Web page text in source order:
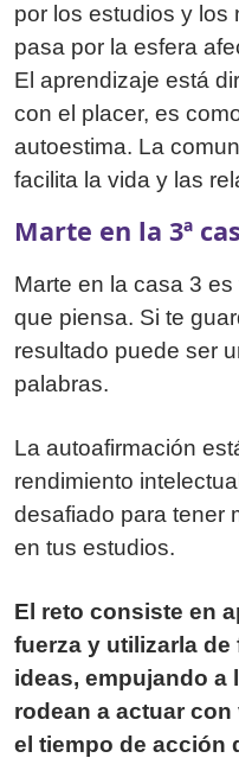
por los estudios y los
pasa por la esfera
El aprendizaje está
con el placer, es
autoestima. La
facilita la vida y las
Marte en la 3ª
Marte en la casa 3
que piensa. Si te
resultado puede ser
palabras.
La autoafirmación
rendimiento
desafiado para tener
en tus estudios.
El reto consiste en
fuerza y utilizarla
ideas, empujando a
rodean a actuar
el tiempo de acción